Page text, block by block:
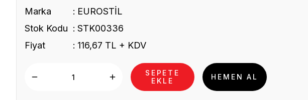
Marka
EUROSTİL
Stok Kodu
STK00336
Fiyat
116,67 TL + KDV
SEPETE
EKLE
HEMEN AL